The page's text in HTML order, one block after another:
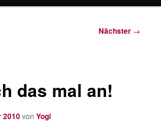
Nächster →
das mal an!
2010vonYogi